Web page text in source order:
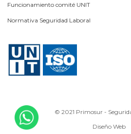
Funcionamiento comité UNIT
Normativa Seguridad Laboral
© 2021 Primosur -
Diseño Web